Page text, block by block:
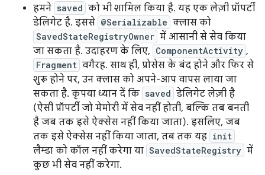
हमने saved को भी शामिल किया है. यह एक लेज़ी प्रॉपर्टी
डेलिगेट है. इससे @Serializable क्लास को
SavedStateRegistryOwner में आसानी से सेव किया
जा सकता है. उदाहरण के लिए, ComponentActivity ,
Fragment वगैरह. साथ ही, प्रोसेस के बंद होने और फिर से
शुरू होने पर, उन क्लास को अपने-आप वापस लाया जा
सकता है. कृपया ध्यान दें कि saved डेलिगेट लेज़ी है
(ऐसी प्रॉपर्टी जो मेमोरी में सेव नहीं होती, बल्कि तब बनती
है जब तक इसे ऐक्सेस नहीं किया जाता). इसलिए, जब
तक इसे ऐक्सेस नहीं किया जाता, तब तक यह init
लैम्डा को कॉल नहीं करेगा या SavedStateRegistry में
कुछ भी सेव नहीं करेगा.